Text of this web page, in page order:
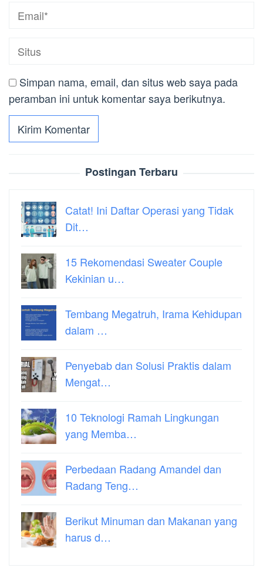
Simpan nama, email, dan situs web saya pada
peramban ini untuk komentar saya berikutnya.
Postingan Terbaru
Catat! Ini Daftar Operasi yang Tidak
Dit…
15 Rekomendasi Sweater Couple
Kekinian u…
Tembang Megatruh, Irama Kehidupan
dalam …
Penyebab dan Solusi Praktis dalam
Mengat…
10 Teknologi Ramah Lingkungan
yang Memba…
Perbedaan Radang Amandel dan
Radang Teng…
Berikut Minuman dan Makanan yang
harus d…